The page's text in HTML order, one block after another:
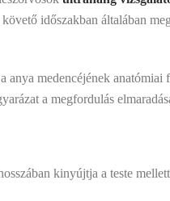
időszakban általában
medencéjének anatómiai
a megfordulás
kinyújtja a teste mellett